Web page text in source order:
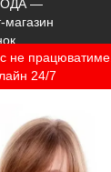
не
24/7